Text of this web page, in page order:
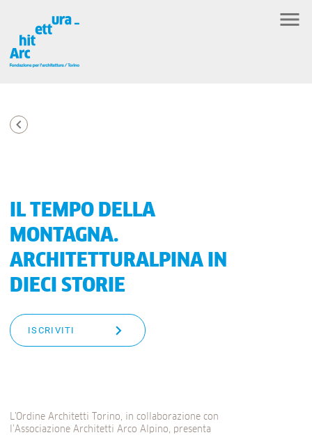
IL TEMPO DELLA
MONTAGNA.
ARCHITETTURALPINA IN
DIECI STORIE
ISCRIVITI
L’Ordine Architetti Torino, in collaborazione con
l’Associazione Architetti Arco Alpino, presenta